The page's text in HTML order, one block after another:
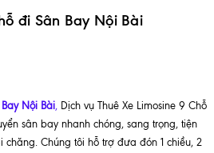
đi Sân Bay Nội Bài
Nội Bài, Dịch vụ Thuê Xe Limosine 9 Chỗ
sân bay nhanh chóng, sang trọng, tiện
Chúng tôi hỗ trợ đưa đón 1 chiều, 2